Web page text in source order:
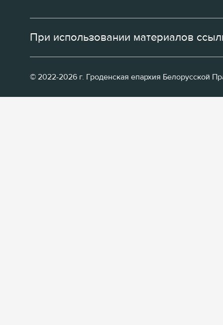
При использовании материалов
© 2022-2026 г. Гроденская епархия Белорусской